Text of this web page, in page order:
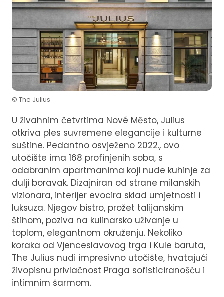
© The Julius
U živahnim četvrtima Nové Město, Julius
otkriva ples suvremene elegancije i kulturne
suštine. Pedantno osvježeno 2022., ovo
utočište ima 168 profinjenih soba, s
odabranim apartmanima koji nude kuhinje za
dulji boravak. Dizajniran od strane milanskih
vizionara, interijer evocira sklad umjetnosti i
luksuza. Njegov bistro, prožet talijanskim
štihom, poziva na kulinarsko uživanje u
toplom, elegantnom okruženju. Nekoliko
koraka od Vjenceslavovog trga i Kule baruta,
The Julius nudi impresivno utočište, hvatajući
živopisnu privlačnost Praga sofisticiranošću i
intimnim šarmom.